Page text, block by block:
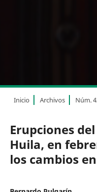
Inicio Archivos Núm.
Erupciones
Huila, en
los cambios